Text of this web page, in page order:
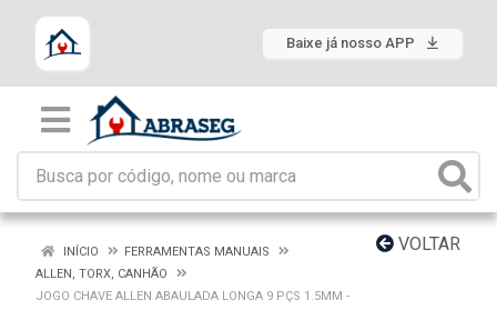
Baixe já nosso APP
VOLTAR
INÍCIO
FERRAMENTAS MANUAIS
ALLEN, TORX, CANHÃO
JOGO CHAVE ALLEN ABAULADA LONGA 9 PÇS 1.5MM -